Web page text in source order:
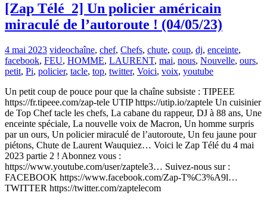
[Zap Télé_2] Un policier américain
miraculé de l’autoroute ! (04/05/23)
4 mai 2023 videochaîne, chef, Chefs, chute, coup, dj, enceinte,
facebook, FEU, HOMME, LAURENT, mai, nous, Nouvelle, ours,
petit, Pi, policier, tacle, top, twitter, Voici, voix, youtube
Un petit coup de pouce pour que la chaîne subsiste : TIPEEE
https://fr.tipeee.com/zap-tele UTIP https://utip.io/zaptele Un cuisinier
de Top Chef tacle les chefs, La cabane du rappeur, DJ à 88 ans, Une
enceinte spéciale, La nouvelle voix de Macron, Un homme surpris
par un ours, Un policier miraculé de l’autoroute, Un feu jaune pour
piétons, Chute de Laurent Wauquiez… Voici le Zap Télé du 4 mai
2023 partie 2 ! Abonnez vous :
https://www.youtube.com/user/zaptele3… Suivez-nous sur :
FACEBOOK https://www.facebook.com/Zap-T%C3%A9l…
TWITTER https://twitter.com/zaptelecom